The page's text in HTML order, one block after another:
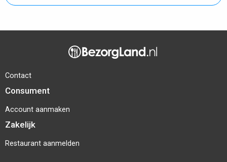
Contact
Consument
Account aanmaken
Zakelijk
Restaurant aanmelden